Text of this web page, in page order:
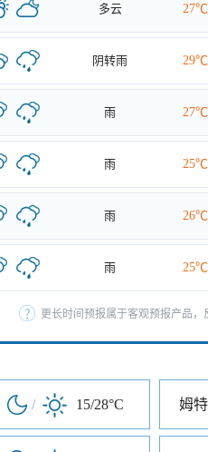
多云 27℃
阴转雨 29℃
雨 27℃
雨 25℃
雨 26℃
雨 25℃
更长时间预报属于客观预报产品
/ 15/28°C 姆